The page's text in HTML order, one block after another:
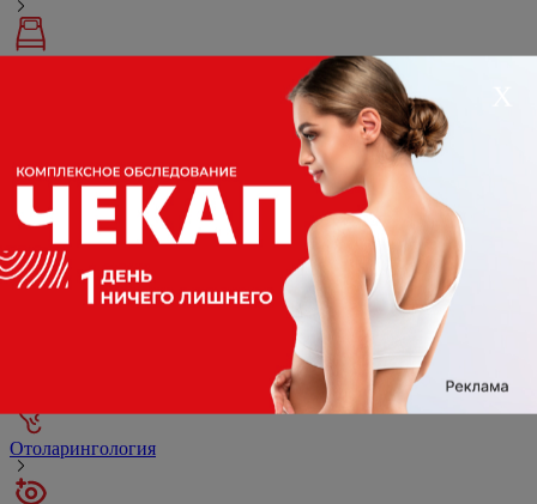
Косметология
Массаж
Отоларингология